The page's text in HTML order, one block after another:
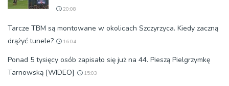
20:08
Tarcze TBM są montowane w okolicach Szczyrzyca. Kiedy zaczną
drążyć tunele?
16:04
Ponad 5 tysięcy osób zapisało się już na 44. Pieszą Pielgrzymkę
Tarnowską [WIDEO]
15:03